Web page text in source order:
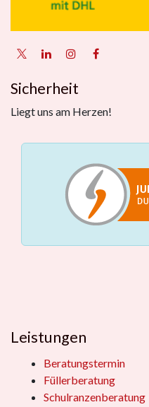
Sicherheit
Liegt uns am Herzen!
Leistungen
Beratungstermin
Füllerberatung
Schulranzenberatung